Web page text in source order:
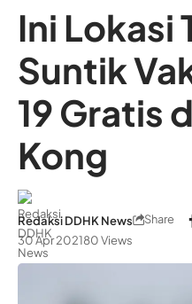
Ini Lokasi
Suntik
19 Gratis
Kong
Redaksi DDHK News
30 Apr 202180 Views
Share